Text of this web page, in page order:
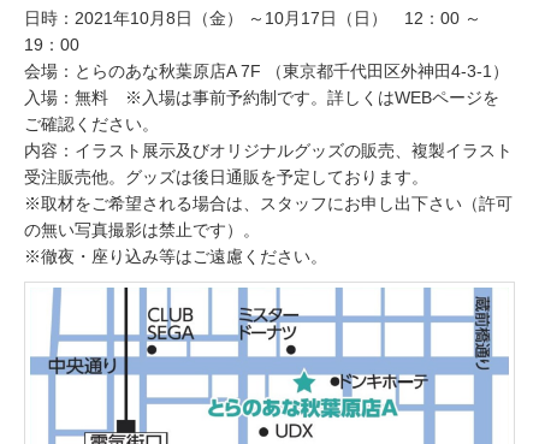
日時：2021年10月8日（金） ～10月17日（日） 12：00 ～
19：00
会場：とらのあな秋葉原店A 7F （東京都千代田区外神田4-3-1）
入場：無料 ※入場は事前予約制です。詳しくはWEBページを
ご確認ください。
内容：イラスト展示及びオリジナルグッズの販売、複製イラスト
受注販売他。グッズは後日通販を予定しております。
※取材をご希望される場合は、スタッフにお申し出下さい（許可
の無い写真撮影は禁止です）。
※徹夜・座り込み等はご遠慮ください。